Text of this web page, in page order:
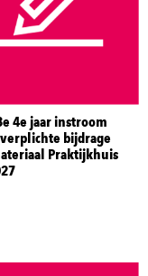
4e jaar instroom
bijdrage
Praktijkhuis